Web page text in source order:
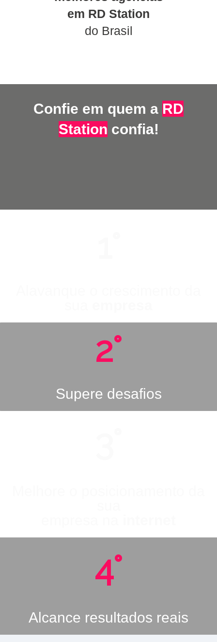
em RD Station
do Brasil
Confie em quem a RD
Station confia!
2°
Supere desafios
4°
Alcance resultados reais